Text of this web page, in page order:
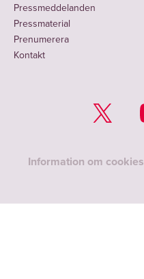
Pressmeddelanden
Pressmaterial
Prenumerera
Kontakt
Information om cookies